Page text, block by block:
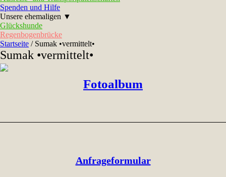
Spenden und Hilfe
Unsere ehemaligen ▼
Glückshunde
Regenbogenbrücke
Startseite / Sumak •vermittelt•
Sumak •vermittelt•
Fotoalbum
Anfrageformular